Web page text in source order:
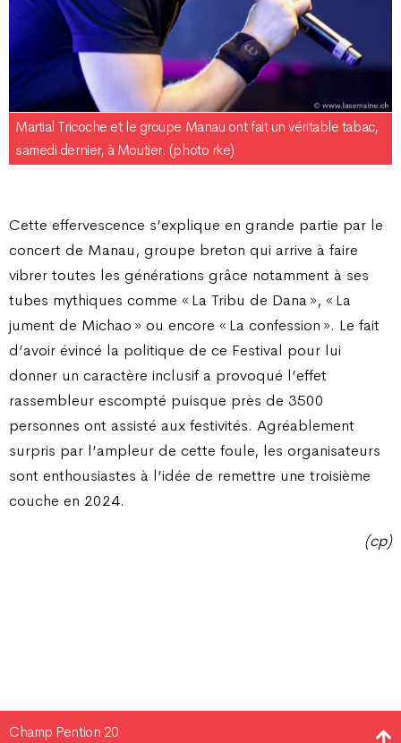
Martial Tricoche et le groupe Manau ont fait un véritable tabac,
samedi dernier, à Moutier. (photo rke)
Cette effervescence s’explique en grande partie par le
concert de Manau, groupe breton qui arrive à faire
vibrer toutes les générations grâce notamment à ses
tubes mythiques comme « La Tribu de Dana », « La
jument de Michao » ou encore « La confession ». Le fait
d’avoir évincé la politique de ce Festival pour lui
donner un caractère inclusif a provoqué l’effet
rassembleur escompté puisque près de 3500
personnes ont assisté aux festivités. Agréablement
surpris par l’ampleur de cette foule, les organisateurs
sont enthousiastes à l’idée de remettre une troisième
couche en 2024.
(cp)
Champ Pention 20